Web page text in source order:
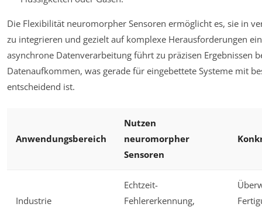
Die Flexibilität neuromorpher Sensoren ermöglicht es, sie in
zu integrieren und gezielt auf komplexe Herausforderungen
asynchrone Datenverarbeitung führt zu präzisen Ergebnissen
Datenaufkommen, was gerade für eingebettete Systeme mit
entscheidend ist.
Anwendungsbereich
Nutzen
neuromorpher
Sensoren
Industrie
Echtzeit-
Fehlererkennung,